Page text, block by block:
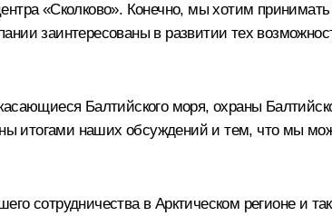
«Сколково». Конечно, мы хотим
заинтересованы в развитии тех
Балтийского моря, охраны
итогами наших обсуждений и тем, что мы
сотрудничества в Арктическом регионе и